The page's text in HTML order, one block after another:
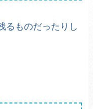
るものだったりし